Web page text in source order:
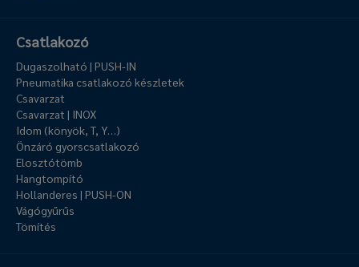
Csatlakozó
Dugaszolható | PUSH-IN
Pneumatika csatlakozó készletek
Csavarzat
Csavarzat | INOX
Idom (könyök, T, Y…)
Önzáró gyorscsatlakozó
Elosztótömb
Hangtompító
Hollanderes | PUSH-ON
Vágógyűrűs
Tömítés